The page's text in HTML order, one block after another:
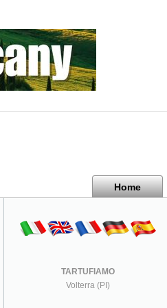
Home
TARTUFIAMO
Volterra (PI)